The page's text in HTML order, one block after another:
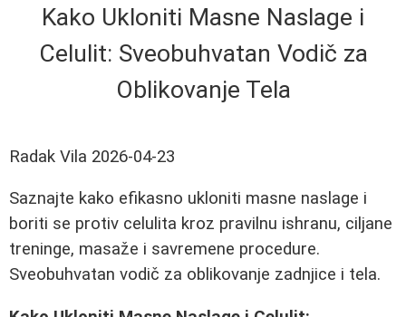
Kako Ukloniti Masne Naslage i
Celulit: Sveobuhvatan Vodič za
Oblikovanje Tela
Radak Vila 2026-04-23
Saznajte kako efikasno ukloniti masne naslage i
boriti se protiv celulita kroz pravilnu ishranu, ciljane
treninge, masaže i savremene procedure.
Sveobuhvatan vodič za oblikovanje zadnjice i tela.